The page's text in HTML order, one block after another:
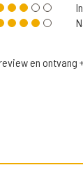
en ontvang